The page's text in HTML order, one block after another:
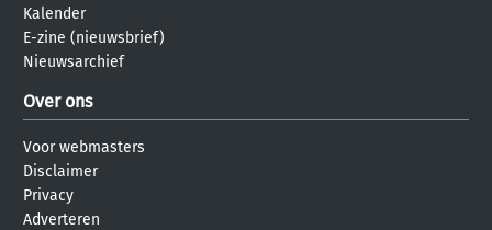
Kalender
E-zine (nieuwsbrief)
Nieuwsarchief
Over ons
Voor webmasters
Disclaimer
Privacy
Adverteren